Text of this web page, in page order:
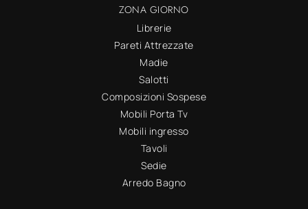
ZONA GIORNO
Librerie
Pareti Attrezzate
Madie
Salotti
Composizioni Sospese
Mobili Porta Tv
Mobili ingresso
Tavoli
Sedie
Arredo Bagno